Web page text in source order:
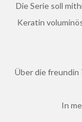
Die Serie soll mithilfe von Bambus-Extrakt und haaridentischem
Keratin
Über die freundin Trendlonge hatte ich die Möglichkeit die Serie
In